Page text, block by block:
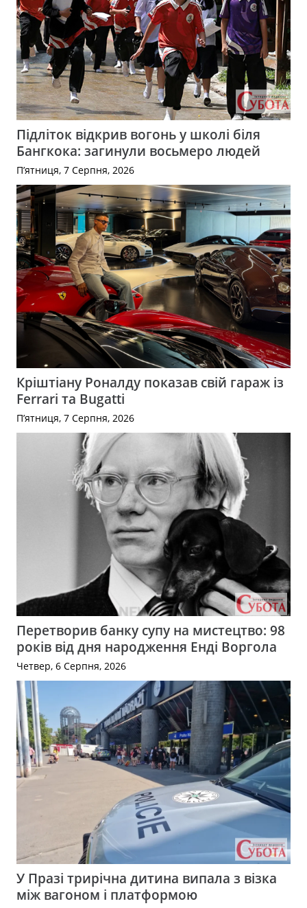
Підліток відкрив вогонь у школі біля
Бангкока: загинули восьмеро людей
П’ятниця, 7 Серпня, 2026
Кріштіану Роналду показав свій гараж із
Ferrari та Bugatti
П’ятниця, 7 Серпня, 2026
Перетворив банку супу на мистецтво: 98
років від дня народження Енді Воргола
Четвер, 6 Серпня, 2026
У Празі трирічна дитина випала з візка
між вагоном і платформою